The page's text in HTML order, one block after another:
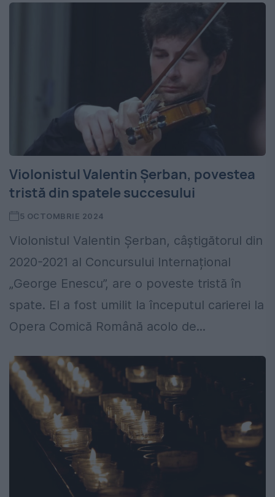
Violonistul Valentin Șerban, povestea
tristă din spatele succesului
5 OCTOMBRIE 2024
Violonistul Valentin Șerban, câștigătorul din
2020-2021 al Concursului Internațional
„George Enescu”, are o poveste tristă în
spate. El a fost umilit la începutul carierei la
Opera Comică Română acolo de...